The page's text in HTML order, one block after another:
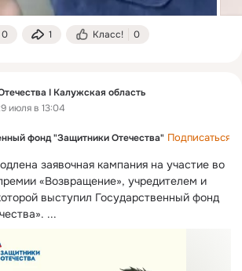
0 1 Класс! 0
I Калужская область
июля в 13:04
фонд "Защитники Отечества" Подписаться
заявочная кампания на участие во
«Возвращение», учредителем и
выступил Государственный фонд
...